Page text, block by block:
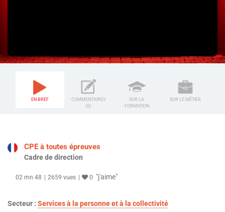
EN BREF
COMMENTAIRES
(0)
SUR LA
FORMATION
SUR LE MÉTIER
CPE à toutes épreuves
Cadre de direction
02 mn 48 2659 vues 0 "j'aime"
Secteur : Services à la personne et à la collectivité